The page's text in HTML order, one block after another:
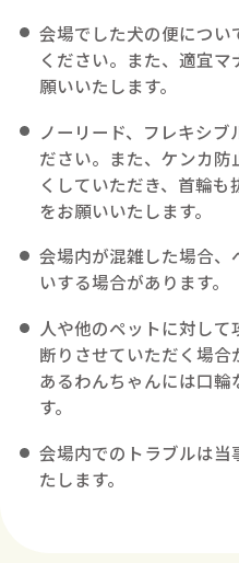
会場でした犬の便につい
ください。また、適宜
願いいたします。
ノーリード、フレキシブ
ださい。また、ケンカ
くしていただき、首輪
をお願いいたします。
会場内が混雑した場合
いする場合があります。
人や他のペットに対し
断りさせていただく場合
あるわんちゃんには口
す。
会場内でのトラブルは
たします。